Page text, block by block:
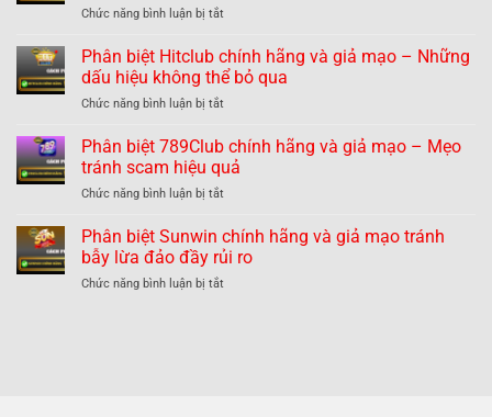
hãng
giả
mạo
dạng
dàng
tránh
Chức năng bình luận bị tắt
biệt
Go88
chính
hãng
giả
mạo
Thực
thế
nào?
Phân biệt Hitclub chính hãng và giả mạo – Những
dấu hiệu không thể bỏ qua
Chức năng bình luận bị tắt
biệt
Hitclub
chính
hãng
giả
mạo
Những
Phân biệt 789Club chính hãng và giả mạo – Mẹo
tránh scam hiệu quả
Chức năng bình luận bị tắt
biệt
789Club
chính
hãng
Phân biệt Sunwin chính hãng và giả mạo tránh
bẫy lừa đảo đầy rủi ro
Chức năng bình luận bị tắt